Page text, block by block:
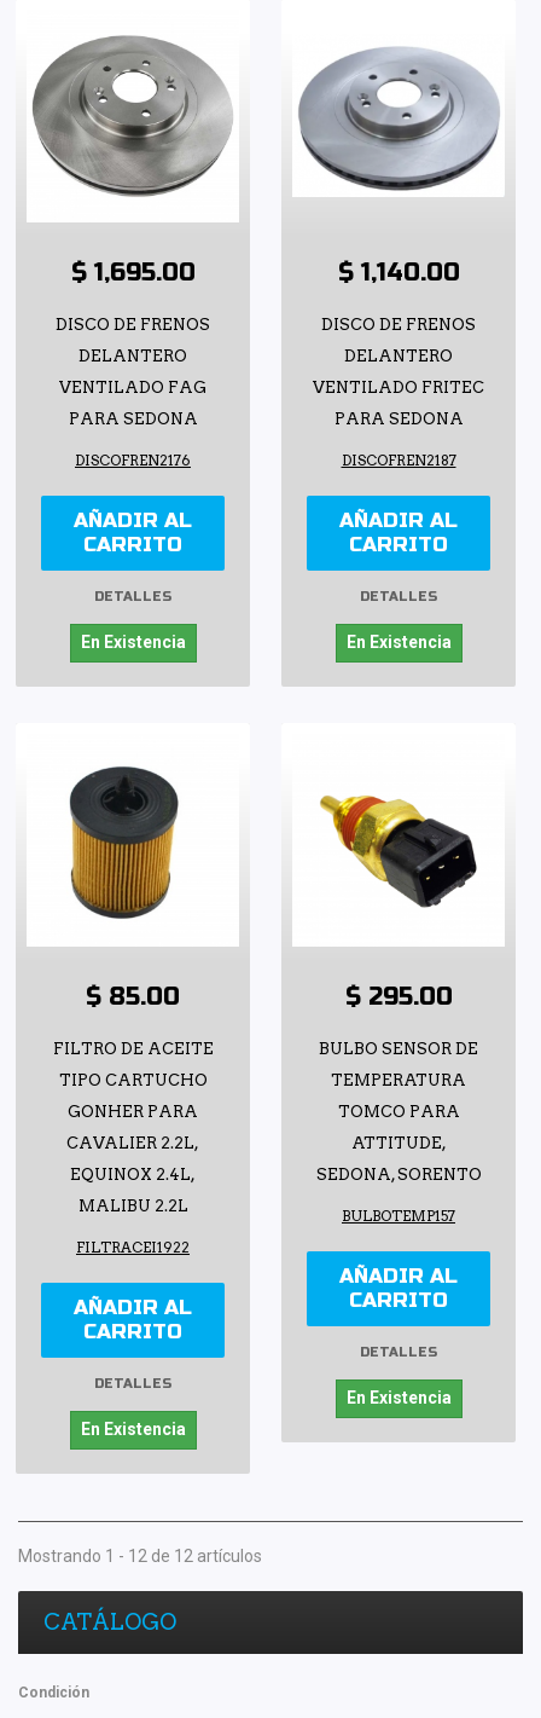
$ 1,695.00
DISCO DE FRENOS
DELANTERO
VENTILADO FAG
PARA SEDONA
DISCOFREN2176
AÑADIR AL
CARRITO
DETALLES
En Existencia
$ 1,140.00
DISCO DE FRENOS
DELANTERO
VENTILADO FRITEC
PARA SEDONA
DISCOFREN2187
AÑADIR AL
CARRITO
DETALLES
En Existencia
$ 85.00
FILTRO DE ACEITE
TIPO CARTUCHO
GONHER PARA
CAVALIER 2.2L,
EQUINOX 2.4L,
MALIBU 2.2L
FILTRACEI1922
AÑADIR AL
CARRITO
DETALLES
En Existencia
$ 295.00
BULBO SENSOR DE
TEMPERATURA
TOMCO PARA
ATTITUDE,
SEDONA, SORENTO
BULBOTEMP157
AÑADIR AL
CARRITO
DETALLES
En Existencia
Mostrando 1 - 12 de 12 artículos
CATÁLOGO
Condición